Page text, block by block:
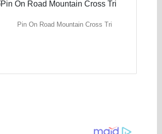
Pin On Road Mountain Cross Tri